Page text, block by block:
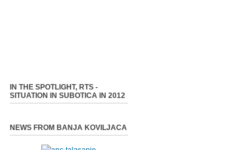
IN THE SPOTLIGHT, RTS -
SITUATION IN SUBOTICA IN 2012
NEWS FROM BANJA KOVILJACA